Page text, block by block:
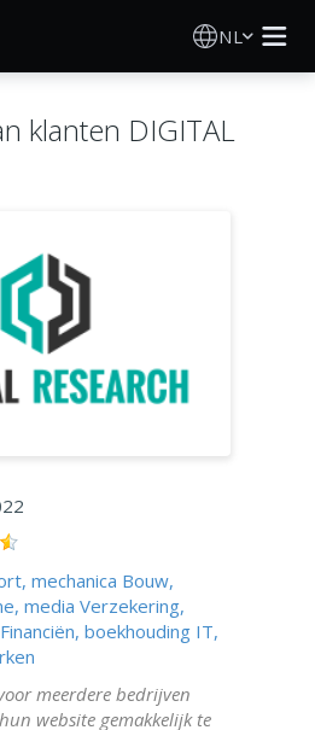
NL
klanten DIGITAL
mechanica Bouw,
media Verzekering,
Financiën, boekhouding IT,
meerdere bedrijven
website gemakkelijk te